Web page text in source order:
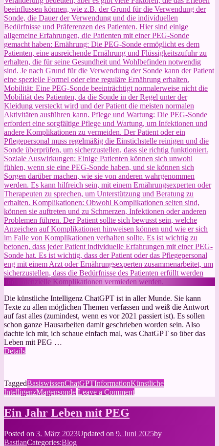
Die künstliche Intelligenz ChatGPT ist in aller Munde. Sie kann
Texte zu allen möglichen Themen verfassen und weiß die Antwort
auf fast alles (zumindest, wenn es vor 2021 passiert ist). Es sollen
schon ganze Hausarbeiten damit geschrieben worden sein. Also
dachte ich mir, ich schaue einfach mal, was ChatGPT so über das
Leben mit PEG …
Details
TaggedBasiswissenChatGPTInformationKünstliche
IntelligenzMagensonde Leave a Commenton
sagt
PEG
Ein Jahr Leben mit PEG
Posted on 3. März 2023Updated on 9. Juni 2025by
BastianCategories:Blog